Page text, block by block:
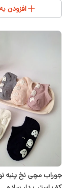
افزودن
جوراب مچی نخ پنبه